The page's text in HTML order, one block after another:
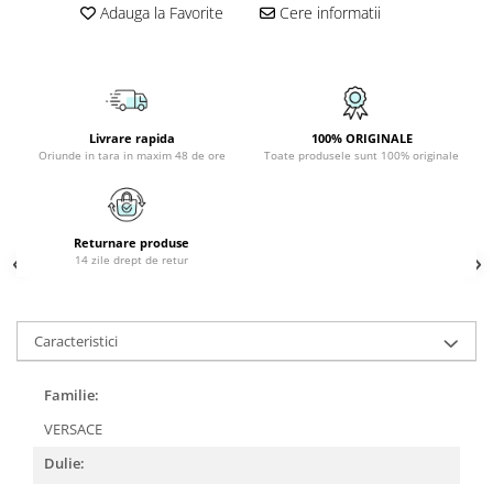
PLAFONIERE COPII
LAMPADARE CRISTAL
VEIOZA VINTAGE
■ ILUMINAT DE EXTERIOR
APLICE EXTERIOR
STALPI EXTERIOR
EXTERIOR
LAMPI PAVAJ & PISCINE
LAMPI GARDURI & TREPTE
Adauga la Favorite Cere informatii
Livrare rapida
Oriunde in tara in maxim 48 de ore
100% ORIGINALE
Toate produsele sunt 100% originale
Returnare produse
14 zile drept de retur
Caracteristici
Familie:
VERSACE
Dulie: